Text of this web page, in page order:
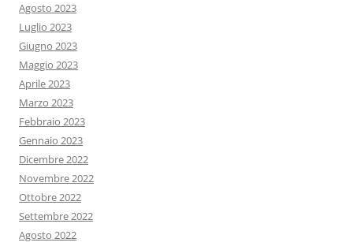
Agosto 2023
Luglio 2023
Giugno 2023
Maggio 2023
Aprile 2023
Marzo 2023
Febbraio 2023
Gennaio 2023
Dicembre 2022
Novembre 2022
Ottobre 2022
Settembre 2022
Agosto 2022